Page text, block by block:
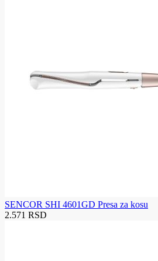
SENCOR SHI 4601GD Presa za kosu
2.571 RSD